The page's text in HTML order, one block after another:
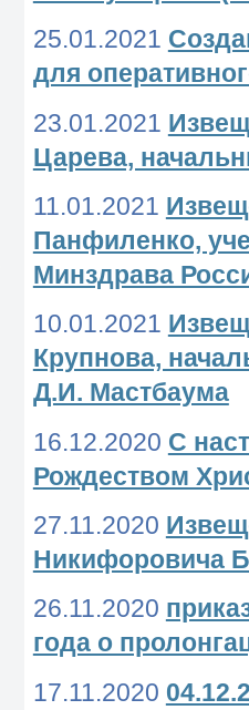
25.01.2021
для
23.01.2021
Царева,
11.01.2021
Панфиленко,
Минздрава
10.01.2021
Крупнова,
Д.И. Мастбаума
16.12.2020 С
Рождеством
27.11.2020
Никифоровича
26.11.2020
года о
17.11.2020